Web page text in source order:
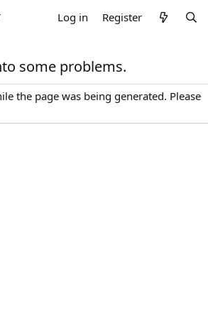
Log in Register
some problems.
the page was being generated. Please